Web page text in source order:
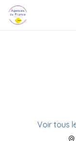
Voir tous